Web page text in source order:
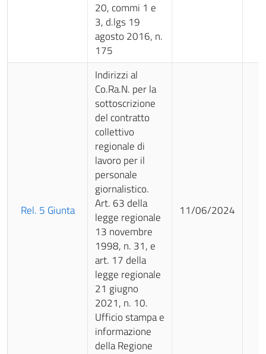
20, commi 1 e
3, d.lgs 19
agosto 2016, n.
175
Rel. 5 Giunta
Indirizzi al
Co.Ra.N. per la
sottoscrizione
del contratto
collettivo
regionale di
lavoro per il
personale
giornalistico.
Art. 63 della
legge regionale
13 novembre
1998, n. 31, e
art. 17 della
legge regionale
21 giugno
2021, n. 10.
Ufficio stampa e
informazione
della Regione
11/06/2024